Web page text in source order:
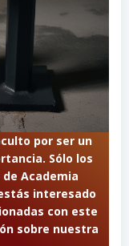
por ser un
Sólo los
Academia
interesado
con este
sobre nuestra